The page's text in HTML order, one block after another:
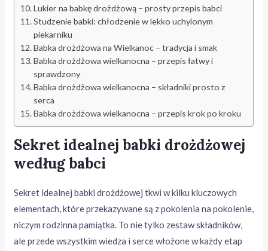
Lukier na babkę drożdżową – prosty przepis babci
Studzenie babki: chłodzenie w lekko uchylonym
piekarniku
Babka drożdżowa na Wielkanoc – tradycja i smak
Babka drożdżowa wielkanocna – przepis łatwy i
sprawdzony
Babka drożdżowa wielkanocna – składniki prosto z
serca
Babka drożdżowa wielkanocna – przepis krok po kroku
Sekret idealnej babki drożdżowej
według babci
Sekret idealnej babki drożdżowej tkwi w kilku kluczowych
elementach, które przekazywane są z pokolenia na pokolenie,
niczym rodzinna pamiątka. To nie tylko zestaw składników,
ale przede wszystkim wiedza i serce włożone w każdy etap